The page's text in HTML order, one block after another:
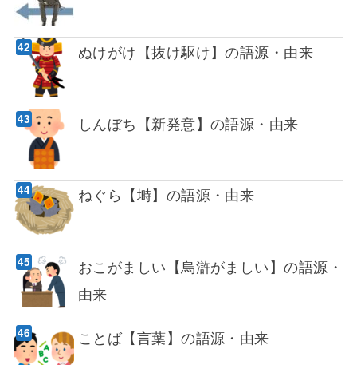
ぬけがけ【抜け駆け】の語源・由来
しんぼち【新発意】の語源・由来
ねぐら【塒】の語源・由来
おこがましい【烏滸がましい】の語源・
由来
ことば【言葉】の語源・由来